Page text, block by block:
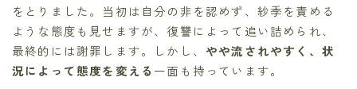
をとりました。当初は自分の非を認めず、紗季を責める
ような態度も見せますが、復讐によって追い詰められ、
最終的には謝罪します。しかし、 やや流されやすく、状
況によって態度を変える 一面も持っています。